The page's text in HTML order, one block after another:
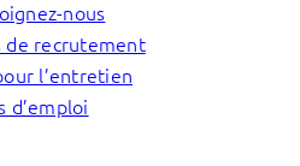
nous
de recrutement
l’entretien
d’emploi